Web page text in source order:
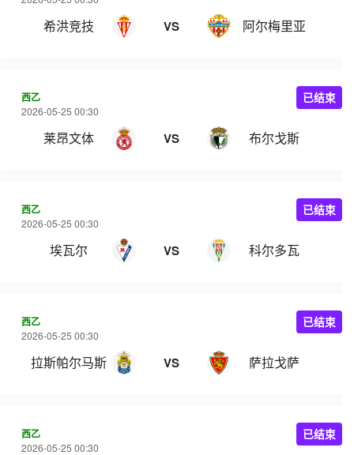
希洪竞技 VS 阿尔梅里亚
西乙
2026-05-25 00:30
莱昂文体 VS 布尔戈斯
已结束
西乙
2026-05-25 00:30
埃瓦尔 VS 科尔多瓦
已结束
西乙
2026-05-25 00:30
拉斯帕尔马斯 VS 萨拉戈萨
已结束
西乙
2026-05-25 00:30
已结束